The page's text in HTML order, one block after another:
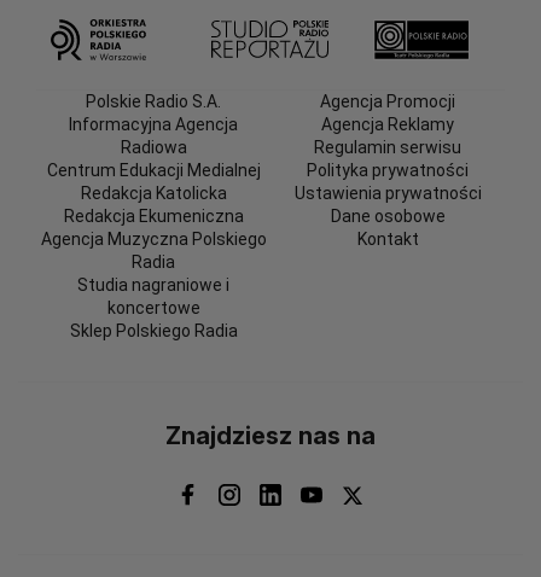
Polskie Radio S.A.
Informacyjna Agencja
Radiowa
Centrum Edukacji Medialnej
Redakcja Katolicka
Redakcja Ekumeniczna
Agencja Muzyczna Polskiego
Radia
Studia nagraniowe i
koncertowe
Sklep Polskiego Radia
Agencja Promocji
Agencja Reklamy
Regulamin serwisu
Polityka prywatności
Ustawienia prywatności
Dane osobowe
Kontakt
Znajdziesz nas na